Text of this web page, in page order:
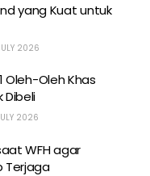
yang Kuat untuk
2026
Oleh-Oleh Khas
Dibeli
2026
WFH agar
Terjaga